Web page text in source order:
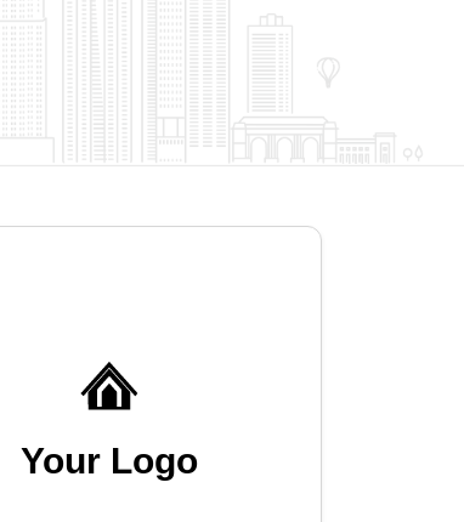
Your Logo